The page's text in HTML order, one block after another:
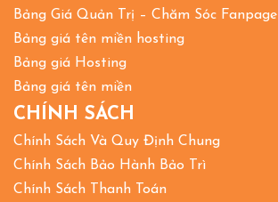
Bảng Giá Quản Trị – Chăm Sóc Fanpage
Bảng giá tên miền hosting
Bảng giá Hosting
Bảng giá tên miền
CHÍNH SÁCH
Chính Sách Và Quy Định Chung
Chính Sách Bảo Hành Bảo Trì
Chính Sách Thanh Toán